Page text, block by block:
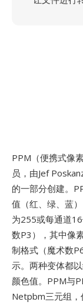
PPM（便携式像
员，由Jef
的一部分创建。
值（红、绿、蓝
为255或每通道
数P3），其中像
制格式（魔术数
示。两种变体都
颜色值。PPM与
Netpbm三元组，